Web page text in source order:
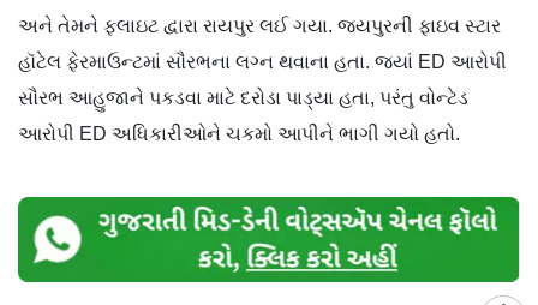
અને તેમને ફ્લાઇટ દ્વારા રાયપુર લઈ ગયા. જયપુરની ફાઇવ સ્ટાર
હૉટેલ ફેરમાઉન્ટમાં સૌરભના લગ્ન થવાના હતા. જ્યાં ED આરોપી
સૌરભ આહુજાને પકડવા માટે દરોડા પાડ્યા હતા, પરંતુ વોન્ટેડ
આરોપી ED અધિકારીઓને ચકમો આપીને ભાગી ગયો હતો.